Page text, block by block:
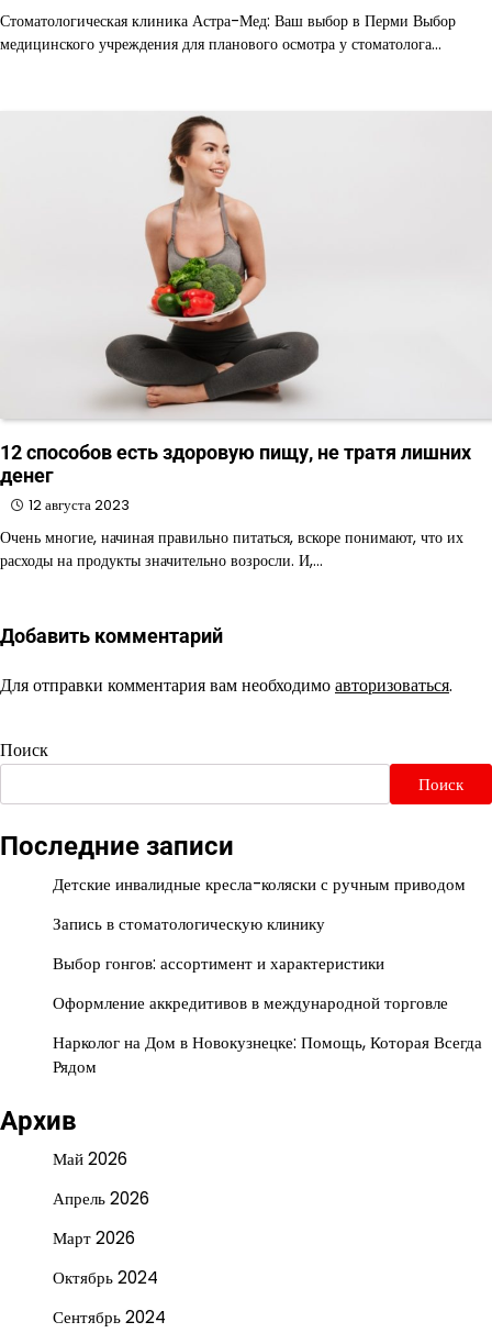
Стоматологическая клиника Астра-Мед: Ваш выбор в Перми Выбор
медицинского учреждения для планового осмотра у стоматолога…
12 способов есть здоровую пищу, не тратя лишних
денег
12 августа 2023
Очень многие, начиная правильно питаться, вскоре понимают, что их
расходы на продукты значительно возросли. И,…
Добавить комментарий
Для отправки комментария вам необходимоавторизоваться.
Поиск
Поиск
Последние записи
Детские инвалидные кресла-коляски с ручным приводом
Запись в стоматологическую клинику
Выбор гонгов: ассортимент и характеристики
Оформление аккредитивов в международной торговле
Нарколог на Дом в Новокузнецке: Помощь, Которая Всегда
Рядом
Архив
Май 2026
Апрель 2026
Март 2026
Октябрь 2024
Сентябрь 2024